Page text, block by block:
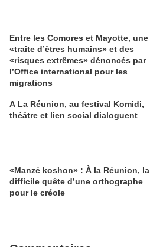
Entre les Comores et Mayotte, une
«traite d’êtres humains» et des
«risques extrêmes» dénoncés par
l’Office international pour les
migrations
A La Réunion, au festival Komidi,
théâtre et lien social dialoguent
«Manzé koshon» : À la Réunion, la
difficile quête d’une orthographe
pour le créole